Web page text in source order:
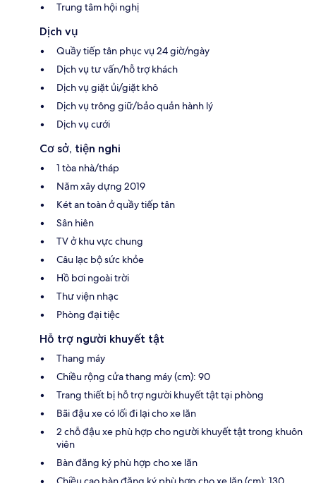
Trung tâm hội nghị
Dịch vụ
Quầy tiếp tân phục vụ 24 giờ/ngày
Dịch vụ tư vấn/hỗ trợ khách
Dịch vụ giặt ủi/giặt khô
Dịch vụ trông giữ/bảo quản hành lý
Dịch vụ cưới
Cơ sở, tiện nghi
1 tòa nhà/tháp
Năm xây dựng 2019
Két an toàn ở quầy tiếp tân
Sân hiên
TV ở khu vực chung
Câu lạc bộ sức khỏe
Hồ bơi ngoài trời
Thư viện nhạc
Phòng đại tiệc
Hỗ trợ người khuyết tật
Thang máy
Chiều rộng cửa thang máy (cm): 90
Trang thiết bị hỗ trợ người khuyết tật tại phòng
Bãi đậu xe có lối đi lại cho xe lăn
2 chỗ đậu xe phù hợp cho người khuyết tật trong khuôn
viên
Bàn đăng ký phù hợp cho xe lăn